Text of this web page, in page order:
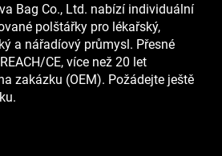
Bag Co., Ltd. nabízí individuální
polštářky pro lékařský,
a nářadíový průmysl. Přesné
CE, více než 20 let
zakázku (OEM). Požádejte ještě